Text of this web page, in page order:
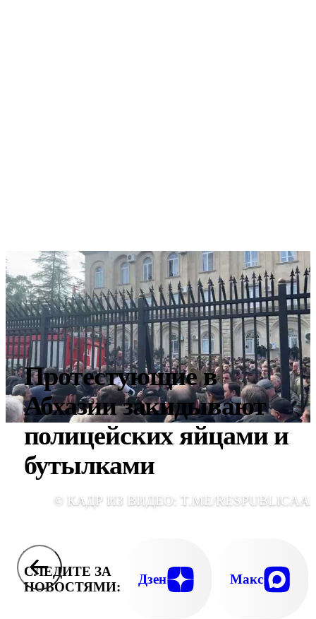
Протестующие в
Абхазии закидывают
полицейских яйцами и
бутылками
© КАДР ИЗ ВИДЕО: T.ME/
СЛЕДИТЕ ЗА
НОВОСТЯМИ:
Дзен Макс